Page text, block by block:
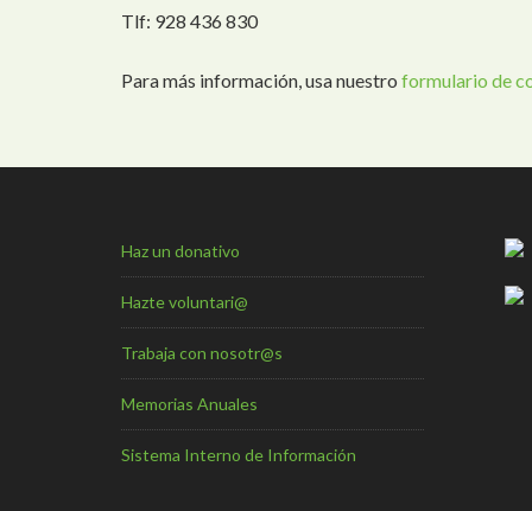
Tlf: 928 436 830
Para más información, usa nuestro formulario de
Haz un donativo
Hazte voluntari@
Trabaja con nosotr@s
Memorias Anuales
Sistema Interno de Información